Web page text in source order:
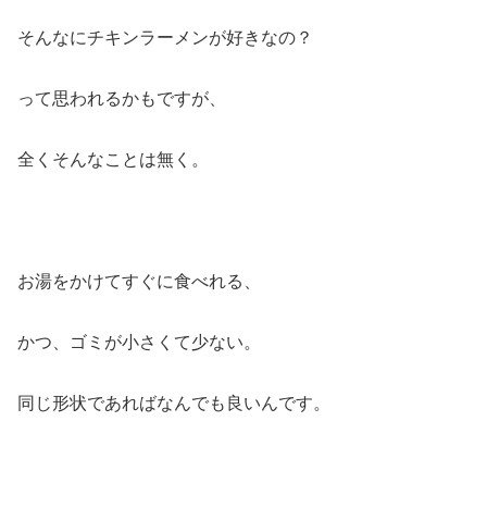
そんなにチキンラーメンが好きなの？
って思われるかもですが、
全くそんなことは無く。
お湯をかけてすぐに食べれる、
かつ、ゴミが小さくて少ない。
同じ形状であればなんでも良いんです。